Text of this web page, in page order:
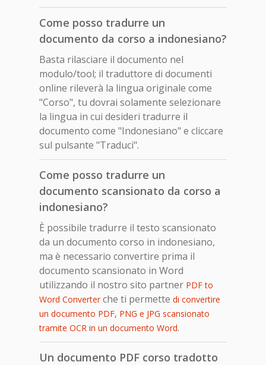
Come posso tradurre un
documento da corso a indonesiano?
Basta rilasciare il documento nel
modulo/tool; il traduttore di documenti
online rileverà la lingua originale come
"Corso", tu dovrai solamente selezionare
la lingua in cui desideri tradurre il
documento come "Indonesiano" e cliccare
sul pulsante "Traduci".
Come posso tradurre un
documento scansionato da corso a
indonesiano?
È possibile tradurre il testo scansionato
da un documento corso in indonesiano,
ma è necessario convertire prima il
documento scansionato in Word
utilizzando il nostro sito partner PDF to
Word Converterche ti permette di convertire
un documento PDF, PNG e JPG scansionato
tramite OCR in un documento Word.
Un documento PDF corso tradotto